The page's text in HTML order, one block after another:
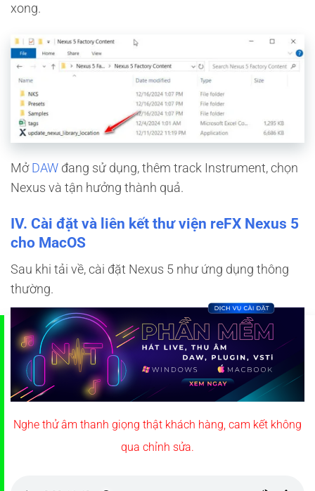
xong.
Mở DAW đang sử dụng, thêm track Instrument, chọn
Nexus và tận hưởng thành quả.
IV. Cài đặt và liên kết thư viện reFX Nexus 5
cho MacOS
Sau khi tải về, cài đặt Nexus 5 như ứng dụng thông
thường.
Nghe thử âm thanh giọng thật khách hàng, cam kết không
qua chỉnh sửa.